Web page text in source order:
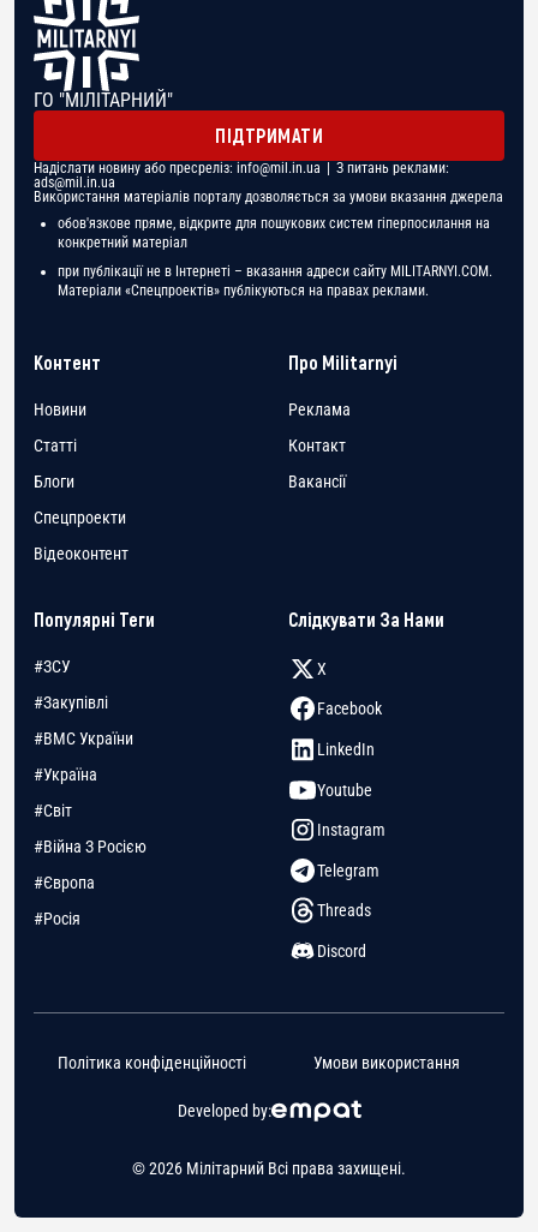
ГО "МІЛІТАРНИЙ"
ПІДТРИМАТИ
Надіслати новину або пресреліз: info@mil.in.ua | З питань реклами:
ads@mil.in.ua
Використання матеріалів порталу дозволяється за умови вказання джерела
обов'язкове пряме, відкрите для пошукових систем гіперпосилання на
конкретний матеріал
при публікації не в Інтернеті – вказання адреси сайту MILITARNYI.COM.
Матеріали «Спецпроектів» публікуються на правах реклами.
Контент
Новини
Статті
Блоги
Спецпроекти
Відеоконтент
Про Militarnyi
Реклама
Контакт
Вакансії
Популярні Теги
#ЗСУ
#Закупівлі
#ВМС України
#Україна
#Світ
#Війна З Росією
#Європа
#Росія
Слідкувати За Нами
X
Facebook
LinkedIn
Youtube
Instagram
Telegram
Threads
Discord
© 2026 Мілітарний Всі права захищені.
Developed by:
Політика конфіденційності Умови використання